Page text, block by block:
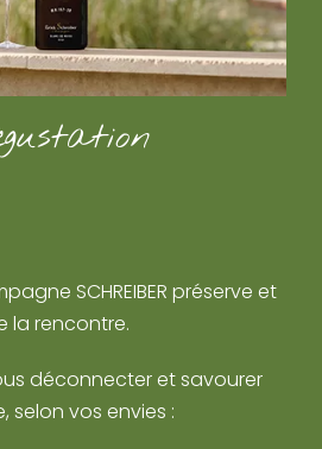
SCHREIBER préserve et
la rencontre.
déconnecter et savourer
selon vos envies :